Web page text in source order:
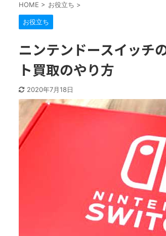
HOME > お役立ち >
お役立ち
ニンテンドースイッチ
ト買取のやり方
2020年7月18日